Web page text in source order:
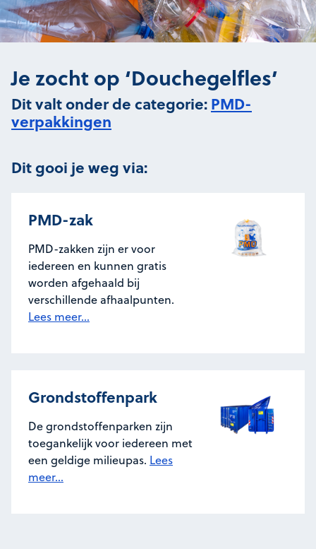
Je zocht op ‘Douchegelfles’
Dit valt onder de categorie:PMD-
verpakkingen
Dit gooi je weg via:
PMD-zak
PMD-zakken zijn er voor
iedereen en kunnen gratis
worden afgehaald bij
verschillende afhaalpunten.
Lees meer...
Grondstoffenpark
De grondstoffenparken zijn
toegankelijk voor iedereen met
een geldige milieupas. Lees
meer...